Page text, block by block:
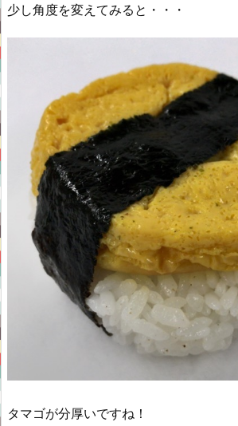
少し角度を変えてみると・・・
タマゴが分厚いですね！